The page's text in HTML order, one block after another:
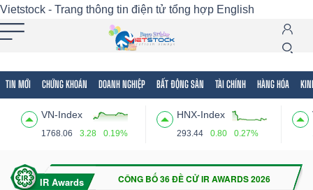
Vietstock - Trang thông tin điện tử tổng hợp English
TIN MỚI CHỨNG KHOÁN DOANH NGHIỆP BẤT ĐỘNG SẢN TÀI CHÍNH HÀNG HÓA
VN-Index
1768.06 3.28 0.19%
HNX-Index
293.44 0.80 0.27%
Tất cả Tính năng Ngành Mã chứng khoán
Tính
(-)